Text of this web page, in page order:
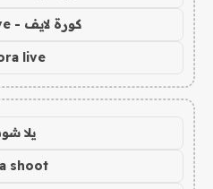
كورة لايف - koora live
live
يلا
shoot